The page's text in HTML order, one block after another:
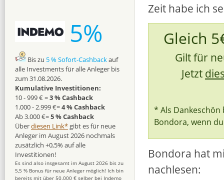
Zeit habe ich
Gleich
Gilt für
Jetzt
* Als
Bondora, wenn
Bondora hat
nachlesen:
5%
Bis zu 5 % Sofort-Cashbackauf
alle Investments für alle Anleger bis
zum 31.08.2026.
Kumulative Investitionen:
10 - 999 € =3 % Cashback
1.000 - 2.999 €=4 % Cashback
Ab 3.000 €=5 % Cashback
Überdiesen Link* gibt es für neue
Anleger im August 2026 nochmals
zusätzlich +0,5% auf alle
Investitionen!
Es sind also insgesamt im August 2026 bis zu
5,5 % Bonus für neue Anleger möglich! Ich bin
bereits mit über 50.000 € selber bei Indemo